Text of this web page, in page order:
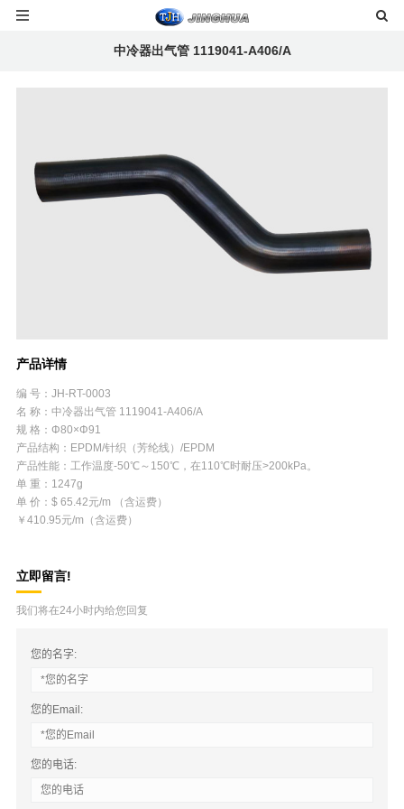
中冷器出气管 1119041-A406/A
产品详情
编 号：JH-RT-0003
名 称：中冷器出气管 1119041-A406/A
规 格：Φ80×Φ91
产品结构：EPDM/针织（芳纶线）/EPDM
产品性能：工作温度-50℃～150℃，在110℃时耐压>200kPa。
单 重：1247g
单 价：$ 65.42元/m （含运费）
￥410.95元/m（含运费）
立即留言!
我们将在24小时内给您回复
您的名字:
您的Email:
您的电话: